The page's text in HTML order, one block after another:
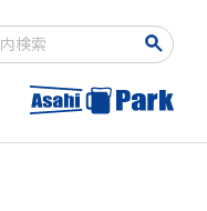
ード入力